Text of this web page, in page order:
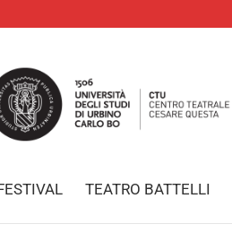
TEATRO BATTELLI